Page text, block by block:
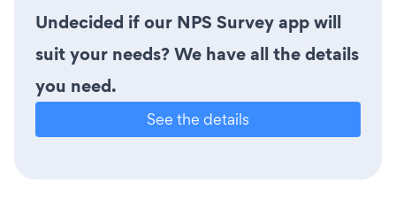
Undecided if our NPS Survey app will
suit your needs? We have all the details
you need.
See the details